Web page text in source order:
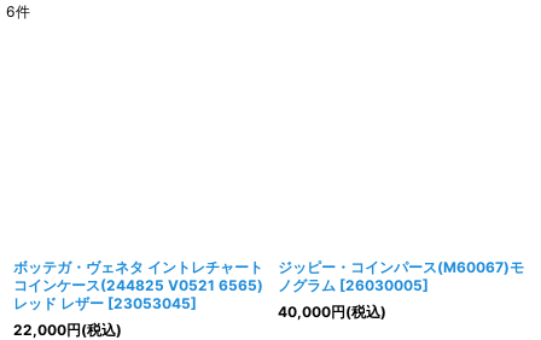
6件
ボッテガ・ヴェネタ イントレチャート
コインケース(244825 V0521 6565)
レッド レザー [23053045]
22,000円(税込)
ジッピー・コインパース(M60067)モ
ノグラム [26030005]
40,000円(税込)